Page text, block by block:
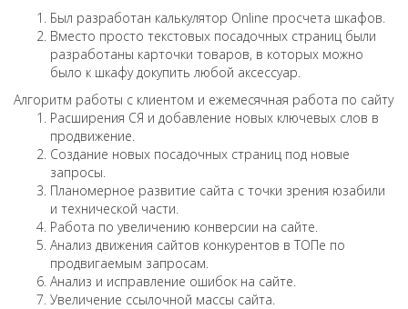
Был разработан калькулятор Online просчета шкафов.
Вместо просто текстовых посадочных страниц были
разработаны карточки товаров, в которых можно
было к шкафу докупить любой аксессуар.
Алгоритм работы с клиентом и ежемесячная работа по сайту
Расширения СЯ и добавление новых ключевых слов в
продвижение.
Создание новых посадочных страниц под новые
запросы.
Планомерное развитие сайта с точки зрения юзабили
и технической части.
Работа по увеличению конверсии на сайте.
Анализ движения сайтов конкурентов в ТОПе по
продвигаемым запросам.
Анализ и исправление ошибок на сайте.
Увеличение ссылочной массы сайта.